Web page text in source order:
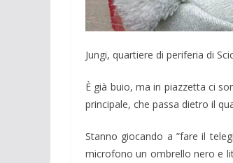
Jungi, quartiere di periferia di
È già buio, ma in piazzetta ci
principale, che passa dietro il
Stanno giocando a ”fare il
microfono un ombrello nero e